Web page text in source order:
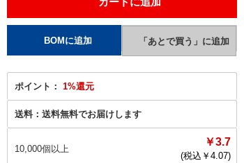
ポイント： 1%還元
送料： 送料無料でお届けします
10,000個以上
￥3.7
(税込￥ 4.07)